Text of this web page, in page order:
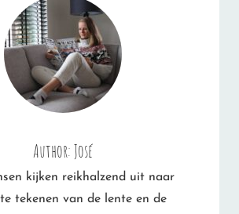
Author:José
kijken reikhalzend uit naar
tekenen van de lente en de